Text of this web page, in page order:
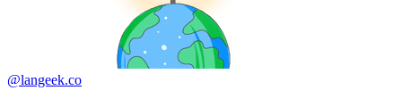
@langeek.co